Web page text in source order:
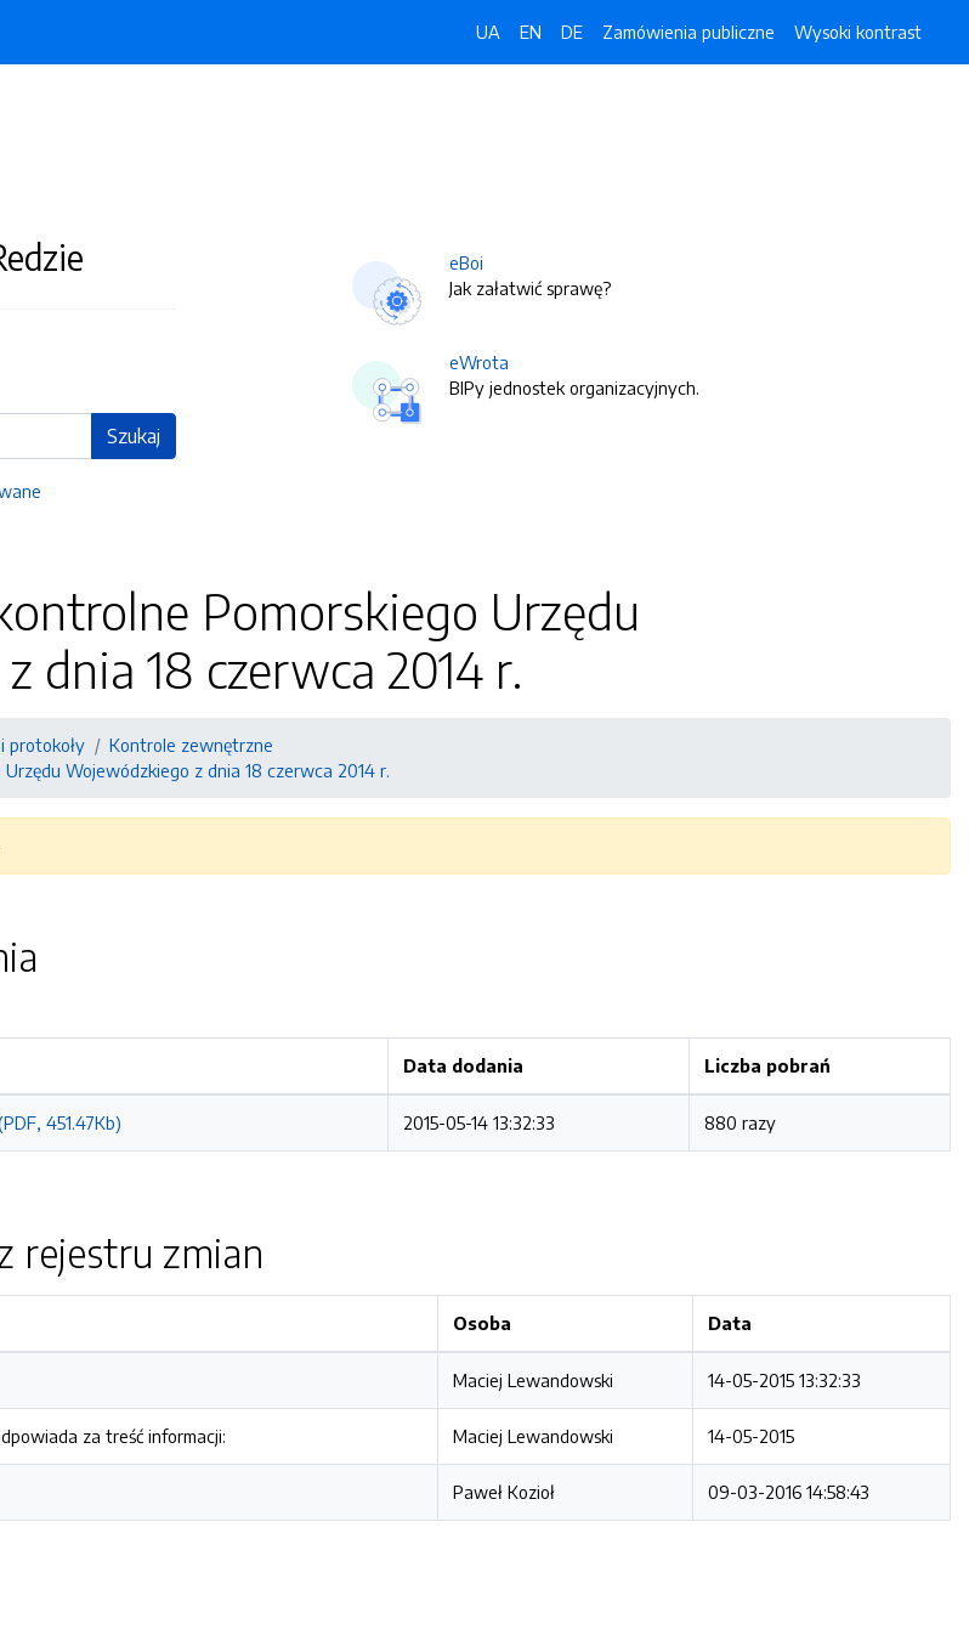
UA EN DE Zamówienia publiczne Wysoki kontrast
Szukaj
eBoi
Jak załatwić sprawę?
eWrota
BIPy jednostek organizacyjnych.
Pomorskiego Urzędu
dnia 18 czerwca 2014 r.
protokoły
Kontrole zewnętrzne
Wojewódzkiego z dnia 18 czerwca 2014 r.
Data dodania Liczba pobrań
451.47Kb) 2015-05-14 13:32:33 880 razy
rejestru zmian
Osoba Data
Maciej Lewandowski 14-05-2015 13:32:33
za treść informacji: Maciej Lewandowski 14-05-2015
Paweł Kozioł 09-03-2016 14:58:43